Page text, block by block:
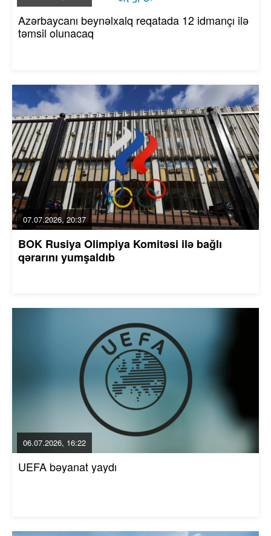
Azərbaycanı beynəlxalq reqatada 12 idmançı ilə
təmsil olunacaq
07.07.2026, 20:37
BOK Rusiya Olimpiya Komitəsi ilə bağlı
qərarını yumşaldıb
06.07.2026, 16:22
UEFA bəyanat yaydı